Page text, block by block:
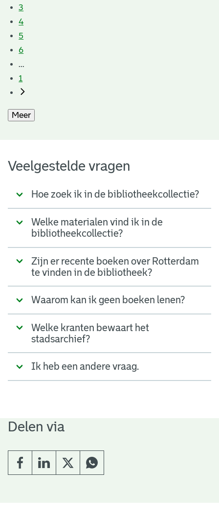
3
4
5
6
...
1
Meer
Veelgestelde vragen
Hoe zoek ik in de bibliotheekcollectie?
Welke materialen vind ik in de
bibliotheekcollectie?
Zijn er recente boeken over Rotterdam
te vinden in de bibliotheek?
Waarom kan ik geen boeken lenen?
Welke kranten bewaart het
stadsarchief?
Ik heb een andere vraag.
Delen via